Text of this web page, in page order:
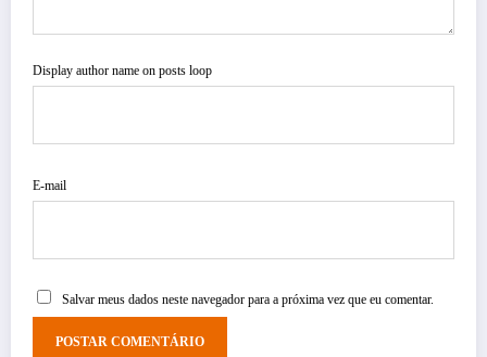
Display author name on posts loop
E-mail
Salvar meus dados neste navegador para a próxima vez que eu comentar.